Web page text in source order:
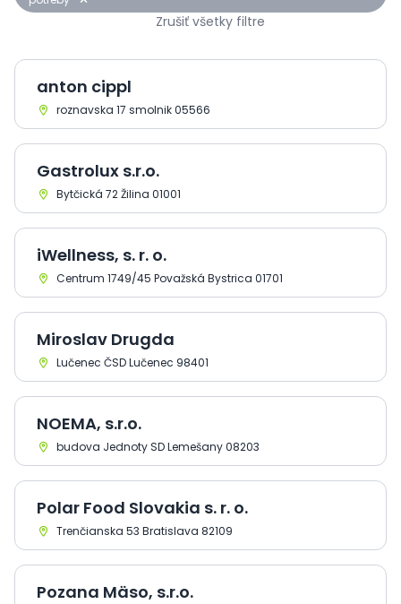
Zrušiť všetky filtre
anton cippl
roznavska 17 smolnik 05566
Gastrolux s.r.o.
Bytčická 72 Žilina 01001
iWellness, s. r. o.
Centrum 1749/45 Považská Bystrica 01701
Miroslav Drugda
Lučenec ČSD Lučenec 98401
NOEMA, s.r.o.
budova Jednoty SD Lemešany 08203
Polar Food Slovakia s. r. o.
Trenčianska 53 Bratislava 82109
Pozana Mäso, s.r.o.